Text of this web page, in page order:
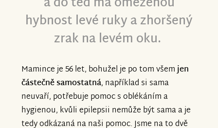
težké čtení.
Za sbírku jsme neuvěřitelně rádi, povedlo
se vybrat opravdu velké množství financí,
bychom léčbu nemohli mít takto dlouho.
A mě opravdu psychicky pomáhalo číst
milé a krásné vzkazy.
hybnost levé ruky a zhoršený
zrak na levém oku.
Mamince je 56 let, bohužel je po tom všemjen
částečně samostatná, například si sama
neuvaří, potřebuje pomoc s oblékáním a
hygienou, kvůli epilepsii nemůže být sama a je
tedy odkázaná na naši pomoc. Jsme na to dvě